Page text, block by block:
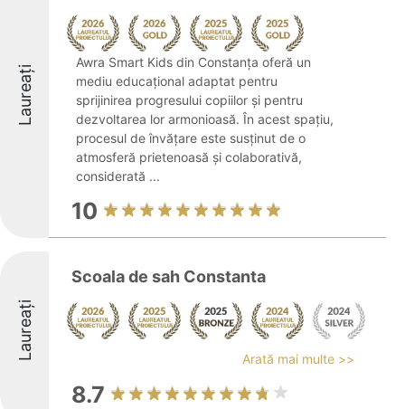
Laureați
Awra Smart Kids din Constanța oferă un
mediu educațional adaptat pentru
sprijinirea progresului copiilor și pentru
dezvoltarea lor armonioasă. În acest spațiu,
procesul de învățare este susținut de o
atmosferă prietenoasă și colaborativă,
considerată ...
10
Laureați
Scoala de sah Constanta
Arată mai multe >>
8.7